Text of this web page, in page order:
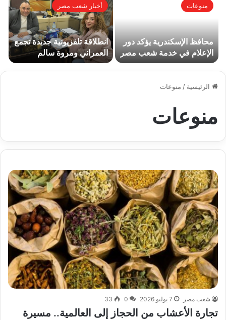
منوعات
محافظ الإسكندرية يؤكد دور
الإعلام في خدمة شعب مصر
والتنمية
أخبار شعب مصر
انطلاقة تلفزيونية جديدة تجمع
العمراني ومروة سالم
الرئيسية / منوعات
منوعات
شعب مصر 7 يوليو 2026 0
33
تجارة الأعشاب من الحجاز إلى العالمية.. مسيرة